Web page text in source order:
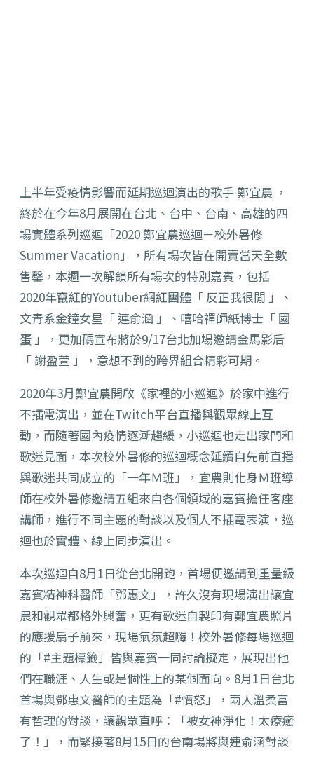
上半年受疫情影響而延期巡迴演出的歌手 鄭宜農 ，
終於在今年8月展開在台北、台中、台南、高雄的四
場實體系列巡迴「2020 鄭宜農巡迴－校外暑修
Summer Vacation」，所有場次皆在開賣當天全數
售罄，本週一次解鎖所有場次的特別嘉賓，包括
2020年竄紅的Youtuber網紅團體「 反正我很閒 」、
文青系金鐘女星「 連俞涵 」、嘻哈禪師紙博士「 國
蛋 」，更加碼宣布將於9/17台北加場邀請金馬影后
「 謝盈萱 」，意想不到的跨界組合精彩可期。
2020年3月鄭宜農開啟《家裡的小巡迴》於家中進行
不插電演出，並在Twitch平台直播與觀眾線上互
動，而隨著國內疫情逐漸趨緩，小巡迴也走出家門和
歌迷見面，本次校外暑修的巡迴概念延續自先前直播
與歌迷共同成立的「一年Ｍ班」，宜農則化身Ｍ班導
師在校外暑修邀請五組來自各個領域的嘉賓擔任客座
講師，進行不同主題的對談以及個人不插電表演，巡
迴也於實體、線上同步演出。
本次巡迴自8月1日從台北開跑，首場便邀請到重量級
嘉賓精神科醫師「鄧惠文」，許久沒有現場演出讓宜
農和觀眾都格外興奮，更有歌迷自製印有鄭宜農照片
的應援扇子前來，現場氣氛超嗨！校外暑修每場巡迴
的「#主題標籤」皆與嘉賓一同討論擬定，展現出他
們在職涯、人生或是個性上的某個面向。8月1日台北
首場與鄧惠文醫師的主題為「#憤怒」，兩人溫柔富
有哲理的對談，讓觀眾直呼：「被女神淨化！太療癒
了！」，而緊接著8月15日的台南場將與連俞涵對談